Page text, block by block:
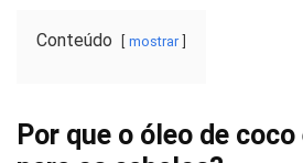
Conteúdo mostrar
Por que o óleo de